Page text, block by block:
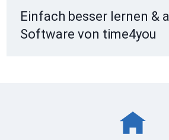
Einfach besser lernen &
Software von time4you